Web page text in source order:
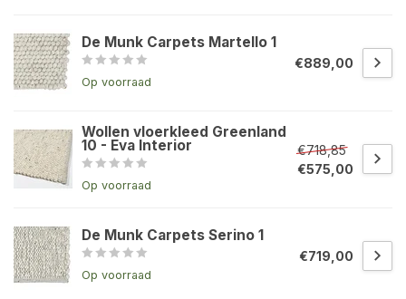
De Munk Carpets Martello 1
Op voorraad
€889,00
Wollen vloerkleed Greenland
10 - Eva Interior
Op voorraad
€718,85
€575,00
De Munk Carpets Serino 1
Op voorraad
€719,00